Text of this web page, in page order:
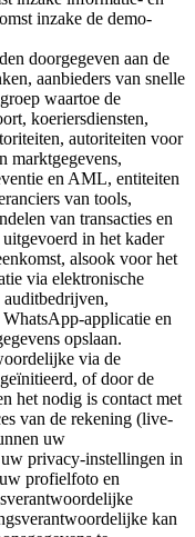
inzake de demo-
doorgegeven aan de
aanbieders van snelle
waartoe de
koeriersdiensten,
autoriteiten voor
marktgegevens,
en AML, entiteiten
van tools,
van transacties en
in het kader
alsook voor het
via elektronische
WhatsApp-applicatie en
opslaan.
via de
of door de
het nodig is contact met
van de rekening (live-
uw
privacy-instellingen in
profielfoto en
kan